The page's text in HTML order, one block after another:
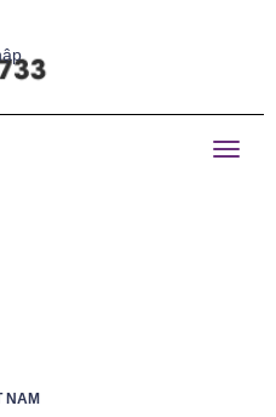
BỆNH UNG THƯToggle
NAM